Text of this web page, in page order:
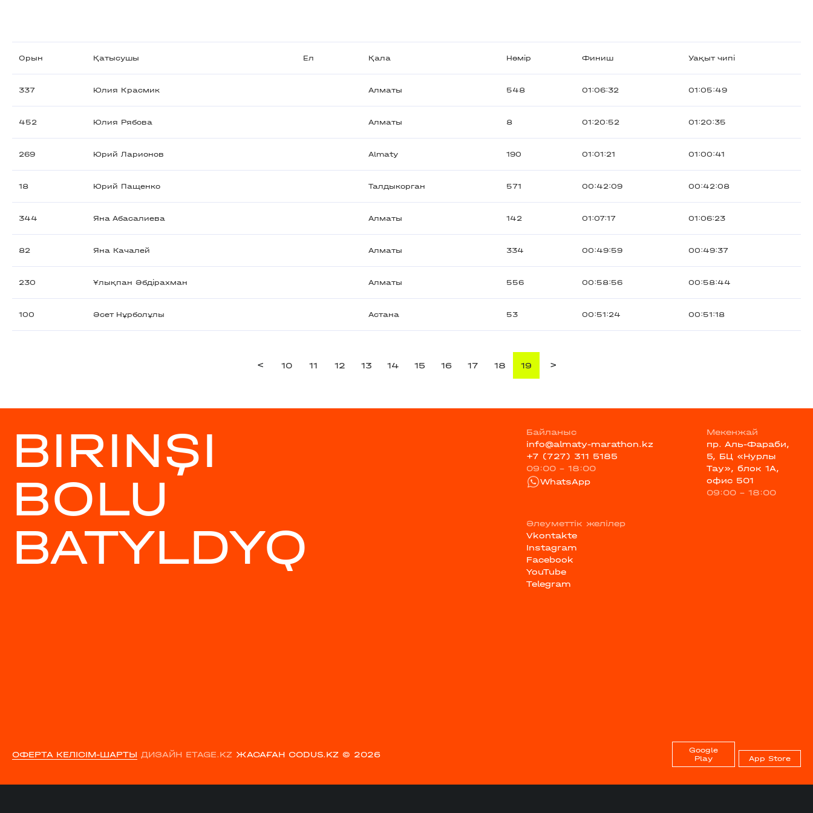
Орын Қатысушы Ел Қала Нөмір Финиш Уақыт чипі
337 Юлия Красмик Алматы 548 01:06:32 01:05:49
452 Юлия Рябова Алматы 8 01:20:52 01:20:35
269 Юрий Ларионов Almaty 190 01:01:21 01:00:41
18 Юрий Пащенко Талдыкорган 571 00:42:09 00:42:08
344 Яна Абасалиева Алматы 142 01:07:17 01:06:23
82 Яна Качалей Алматы 334 00:49:59 00:49:37
230 Ұлықпан Әбдірахман Алматы 556 00:58:56 00:58:44
100 Әсет Нұрболұлы Астана 53 00:51:24 00:51:18
< 10 11 12 13 14 15 16 17 18 19 >
BIRINŞI
BOLU
BATYLDYQ
Байланыс
info@almaty-marathon.kz
+7 (727) 311 5185
09:00 - 18:00
WhatsApp
Мекенжай
пр. Аль-Фараби,
5, БЦ «Нурлы
Тау», блок 1А,
офис 501
09:00 - 18:00
Әлеуметтік желілер
Vkontakte
Instagram
Facebook
YouTube
Telegram
ОФЕРТА КЕЛІСІМ-ШАРТЫ ДИЗАЙН ETAGE.KZ ЖАСАҒАН CODUS.KZ © 2026
Google
Play
App Store